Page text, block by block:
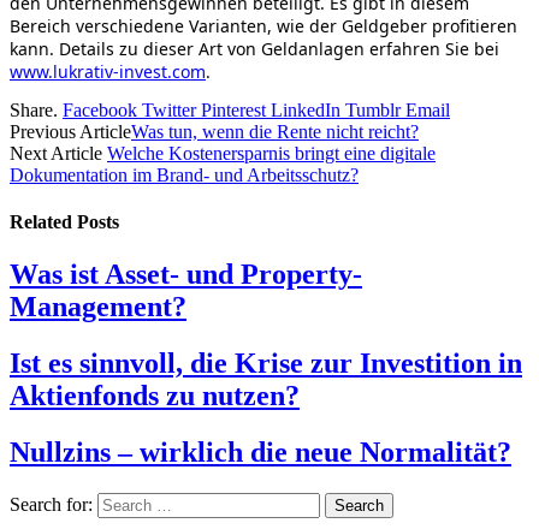
Bereich verschiedene Varianten, wie der Geldgeber profitieren
kann. Details zu dieser Art von Geldanlagen erfahren Sie bei
www.lukrativ-invest.com.
Share. Facebook Twitter Pinterest LinkedIn Tumblr Email
Previous ArticleWas tun, wenn die Rente nicht reicht?
Next Article Welche Kostenersparnis bringt eine digitale
Dokumentation im Brand- und Arbeitsschutz?
Related Posts
Was ist Asset- und Property-
Management?
Ist es sinnvoll, die Krise zur Investition in
Aktienfonds zu nutzen?
Nullzins – wirklich die neue Normalität?
Search for: